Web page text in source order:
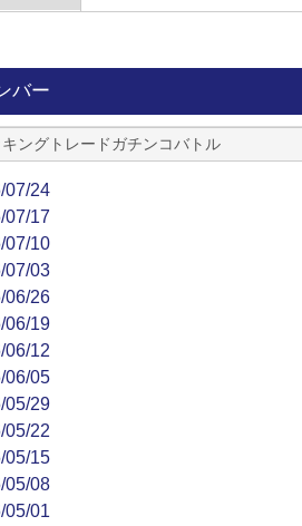
バー
ングトレードガチンコバトル
07/24
07/17
07/10
07/03
06/26
06/19
06/12
06/05
05/29
05/22
05/15
05/08
05/01